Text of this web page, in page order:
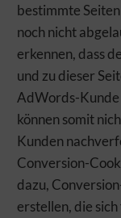
bestimmte
noch nicht
erkennen, dass
und zu dieser
AdWords-Kunde
können somit
Kunden
Conversion-
dazu,
erstellen, die